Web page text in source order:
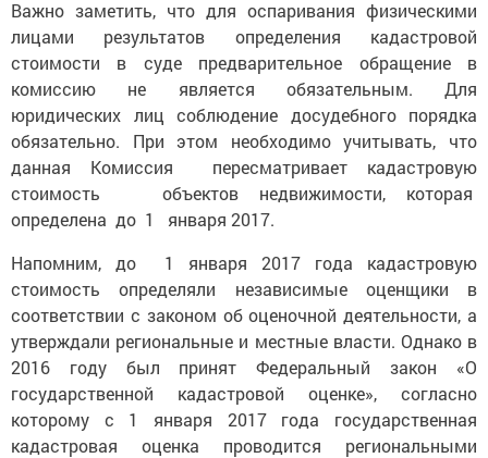
Важно заметить, что для оспаривания физическими
лицами результатов определения кадастровой
стоимости в суде предварительное обращение в
комиссию не является обязательным. Для
юридических лиц соблюдение досудебного порядка
обязательно. При этом необходимо учитывать, что
данная Комиссия пересматривает кадастровую
стоимость объектов недвижимости, которая
определена до 1 января 2017.
Напомним, до 1 января 2017 года кадастровую
стоимость определяли независимые оценщики в
соответствии с законом об оценочной деятельности, а
утверждали региональные и местные власти. Однако в
2016 году был принят Федеральный закон «О
государственной кадастровой оценке», согласно
которому с 1 января 2017 года государственная
кадастровая оценка проводится региональными